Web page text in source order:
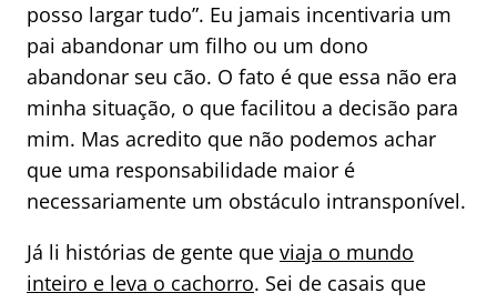
posso largar tudo”. Eu jamais incentivaria um
pai abandonar um filho ou um dono
abandonar seu cão. O fato é que essa não era
minha situação, o que facilitou a decisão para
mim. Mas acredito que não podemos achar
que uma responsabilidade maior é
necessariamente um obstáculo intransponível.
Já li histórias de gente que viaja o mundo
inteiro e leva o cachorro. Sei de casais que